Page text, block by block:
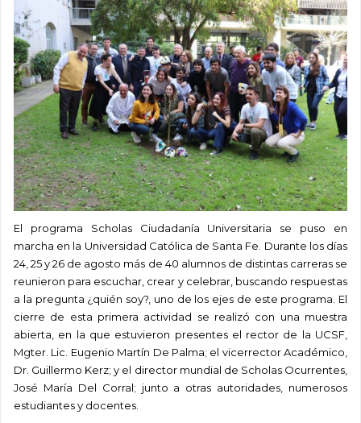
El programa Scholas Ciudadanía Universitaria se puso en
marcha en la Universidad Católica de Santa Fe. Durante los días
24, 25 y 26 de agosto más de 40 alumnos de distintas carreras se
reunieron para escuchar, crear y celebrar, buscando respuestas
a la pregunta ¿quién soy?, uno de los ejes de este programa. El
cierre de esta primera actividad se realizó con una muestra
abierta, en la que estuvieron presentes el rector de la UCSF,
Mgter. Lic. Eugenio Martín De Palma; el vicerrector Académico,
Dr. Guillermo Kerz; y el director mundial de Scholas Ocurrentes,
José María Del Corral; junto a otras autoridades, numerosos
estudiantes y docentes.